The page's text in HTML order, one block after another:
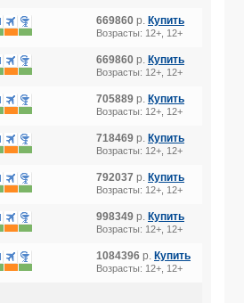
669860 р. Купить
Возрасты: 12+, 12+
669860 р. Купить
Возрасты: 12+, 12+
705889 р. Купить
Возрасты: 12+, 12+
718469 р. Купить
Возрасты: 12+, 12+
792037 р. Купить
Возрасты: 12+, 12+
998349 р. Купить
Возрасты: 12+, 12+
1084396 р. Купить
Возрасты: 12+, 12+